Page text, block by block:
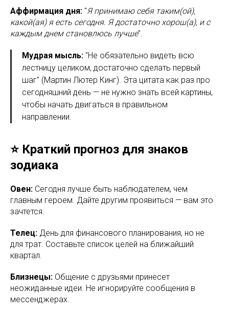
Аффирмация дня: "Я принимаю себя таким(ой),
какой(ая) я есть сегодня. Я достаточно хорош(а), и с
каждым днем становлюсь лучше".
Мудрая мысль: "Не обязательно видеть всю
лестницу целиком, достаточно сделать первый
шаг" (Мартин Лютер Кинг). Эта цитата как раз про
сегодняшний день — не нужно знать всей картины,
чтобы начать двигаться в правильном
направлении.
⭐ Краткий прогноз для знаков
зодиака
Овен: Сегодня лучше быть наблюдателем, чем
главным героем. Дайте другим проявиться — вам это
зачтется.
Телец: День для финансового планирования, но не
для трат. Составьте список целей на ближайший
квартал.
Близнецы: Общение с друзьями принесет
неожиданные идеи. Не игнорируйте сообщения в
мессенджерах.